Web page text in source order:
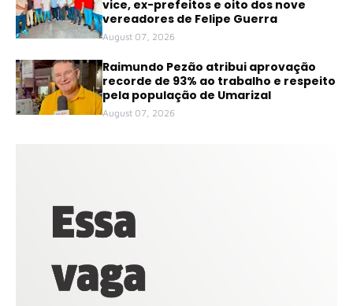
vice, ex-prefeitos e oito dos nove
vereadores de Felipe Guerra
August 07, 2026
Raimundo Pezão atribui aprovação
recorde de 93% ao trabalho e respeito
pela população de Umarizal
August 07, 2026